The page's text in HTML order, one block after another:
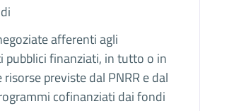
afferenti agli
pubblici finanziati, in tutto o in
risorse previste dal PNRR e dal
cofinanziati dai fondi